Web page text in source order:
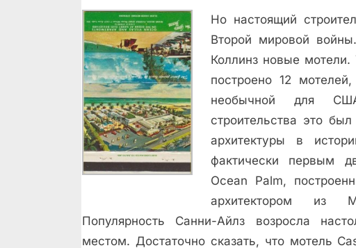
Но настоящий
Второй мировой
Коллинз новые
построено 12
необычной для
строительства это
архитектуры в
фактически первым
Ocean Palm,
архитектором из
Популярность Санни-Айлз возросла
местом. Достаточно сказать, что мотель